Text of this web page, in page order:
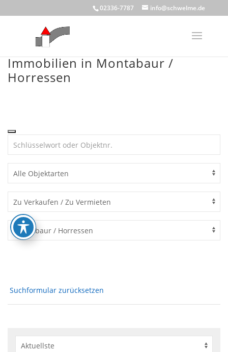
to
02336-7787 info@schwelme.de
Immobilien in Montabaur /
Horressen
Suchformular zurücksetzen